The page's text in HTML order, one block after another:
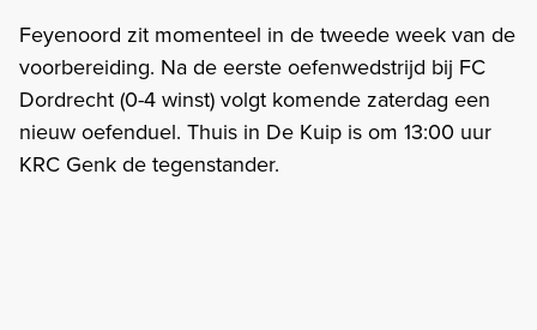
Feyenoord zit momenteel in de tweede week van de
voorbereiding. Na de eerste oefenwedstrijd bij FC
Dordrecht (0-4 winst) volgt komende zaterdag een
nieuw oefenduel. Thuis in De Kuip is om 13:00 uur
KRC Genk de tegenstander.